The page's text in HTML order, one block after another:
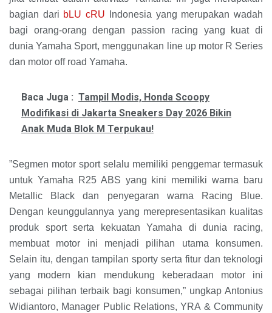
bagian dari bLU cRU Indonesia yang merupakan wadah
bagi orang-orang dengan passion racing yang kuat di
dunia Yamaha Sport, menggunakan line up motor R Series
dan motor off road Yamaha.
Baca Juga : Tampil Modis, Honda Scoopy
Modifikasi di Jakarta Sneakers Day 2026 Bikin
Anak Muda Blok M Terpukau!
”Segmen motor sport selalu memiliki penggemar termasuk
untuk Yamaha R25 ABS yang kini memiliki warna baru
Metallic Black dan penyegaran warna Racing Blue.
Dengan keunggulannya yang merepresentasikan kualitas
produk sport serta kekuatan Yamaha di dunia racing,
membuat motor ini menjadi pilihan utama konsumen.
Selain itu, dengan tampilan sporty serta fitur dan teknologi
yang modern kian mendukung keberadaan motor ini
sebagai pilihan terbaik bagi konsumen,” ungkap Antonius
Widiantoro, Manager Public Relations, YRA & Community